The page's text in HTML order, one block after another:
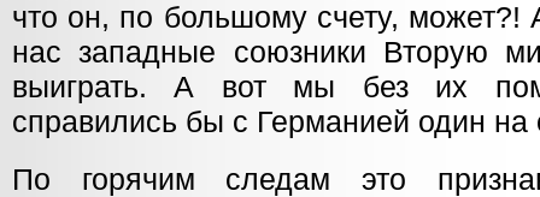
что он, по большому счету, может?!
нас западные союзники Вторую
выиграть. А вот мы без их
справились бы с Германией один на
По горячим следам это